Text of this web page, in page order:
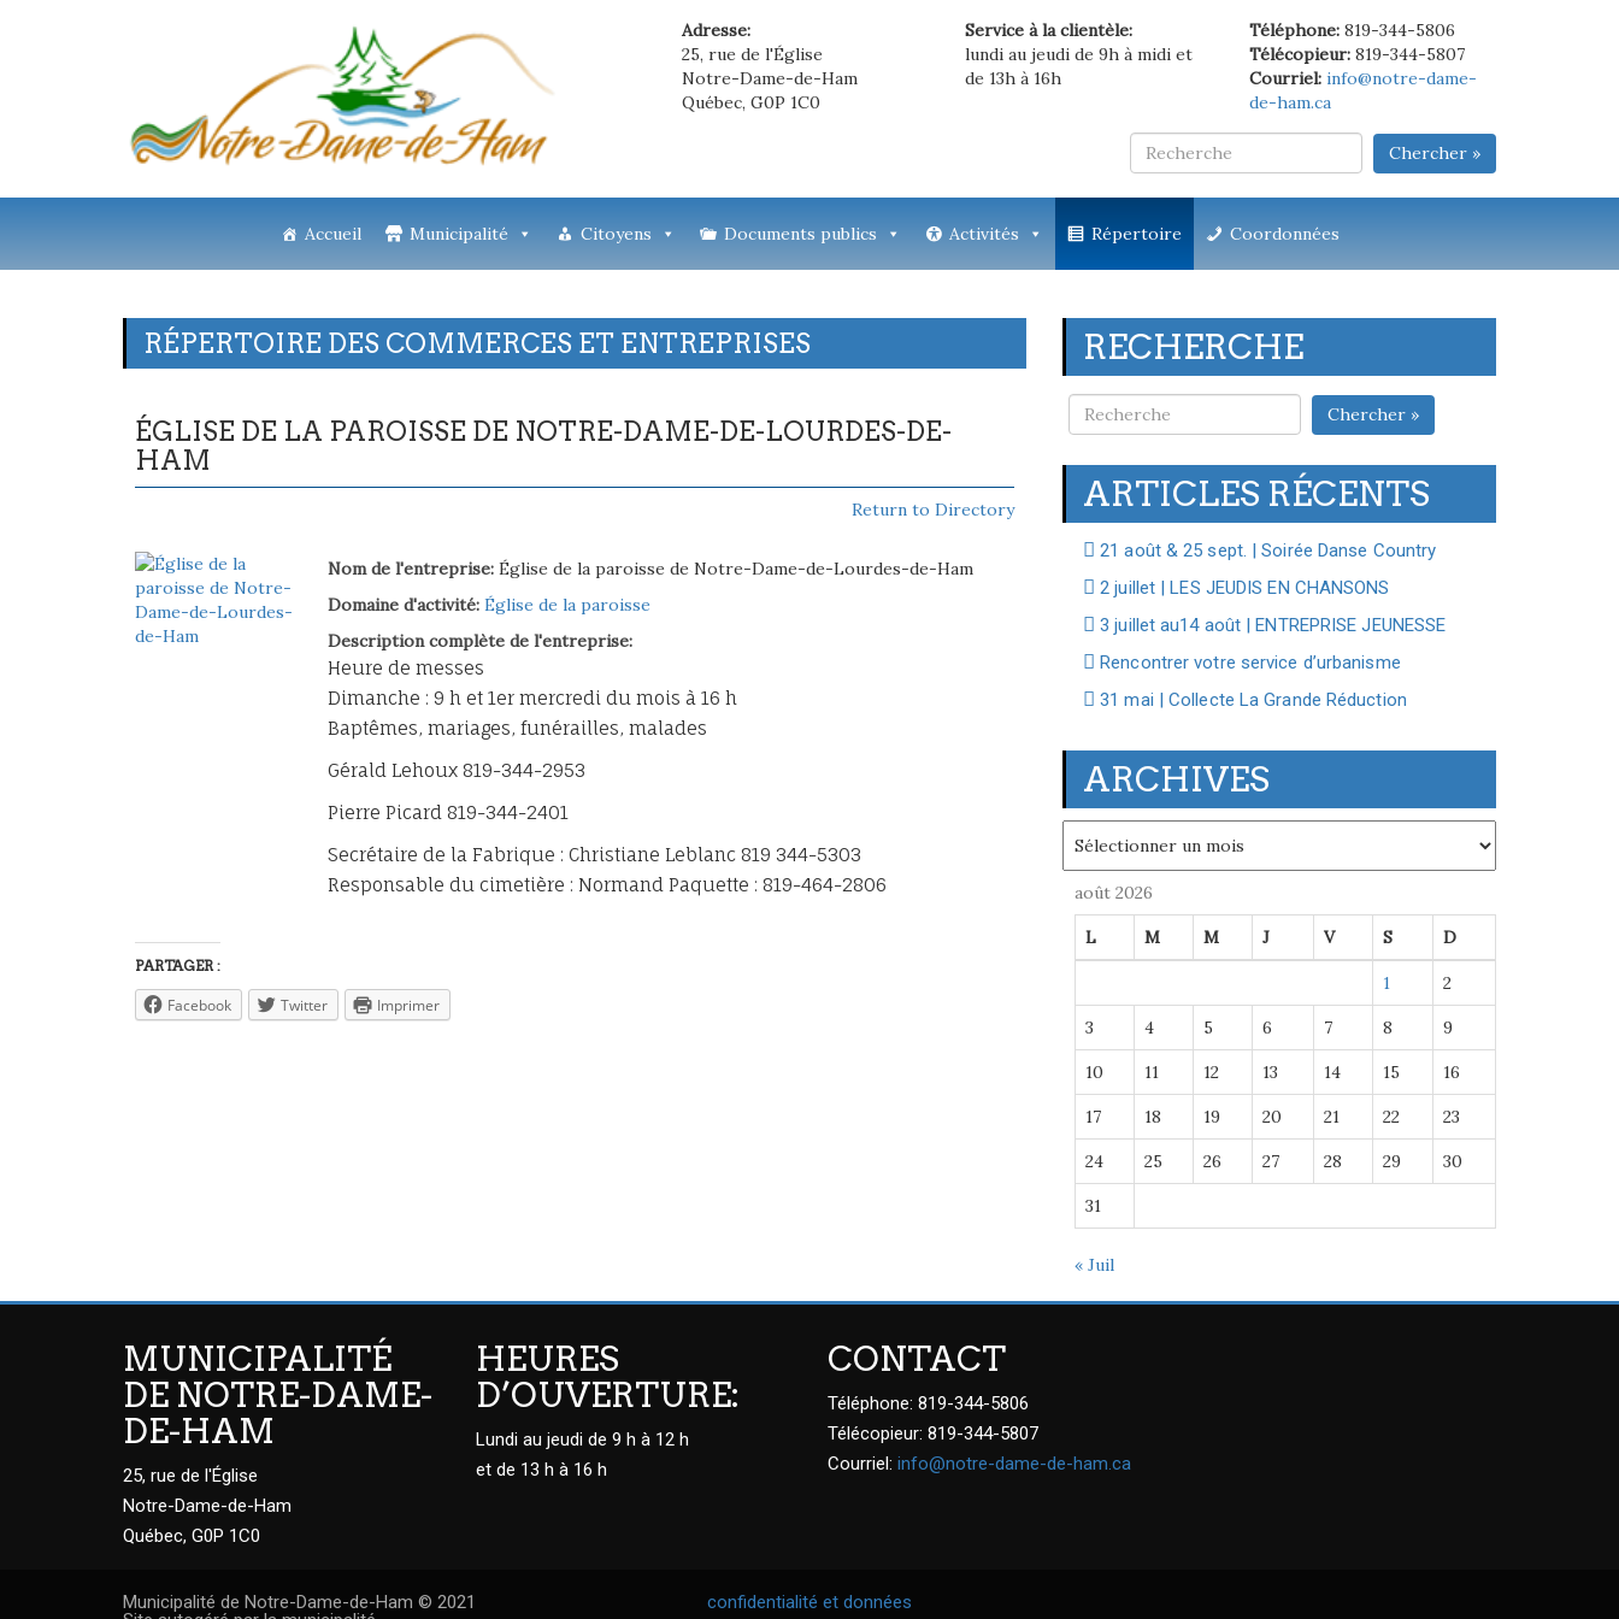
Adresse:
25, rue de l'Église
Notre-Dame-de-Ham
Québec, G0P 1C0
Service à la clientèle:
lundi au jeudi de 9h à midi et
de 13h à 16h
Téléphone:819-344-5806
Télécopieur:819-344-5807
Courriel: info@notre-dame-
de-ham.ca
Chercher »
Accueil Municipalité Citoyens Documents publics Activités Répertoire Coordonnées
RÉPERTOIRE DES COMMERCES ET ENTREPRISES
ÉGLISE DE LA PAROISSE DE NOTRE-DAME-DE-LOURDES-DE-
HAM
Return to Directory
Nom de l'entreprise: Église de la paroisse de Notre-Dame-de-Lourdes-de-Ham
Domaine d'activité: Église de la paroisse
Description complète de l'entreprise:
Heure de messes
Dimanche : 9 h et 1er mercredi du mois à 16 h
Baptêmes, mariages, funérailles, malades
Gérald Lehoux 819-344-2953
Pierre Picard 819-344-2401
Secrétaire de la Fabrique : Christiane Leblanc 819 344-5303
Responsable du cimetière : Normand Paquette : 819-464-2806
PARTAGER :
Facebook Twitter Imprimer
RECHERCHE
Chercher »
ARTICLES RÉCENTS
21 août & 25 sept. | Soirée Danse Country
2 juillet | LES JEUDIS EN CHANSONS
3 juillet au14 août | ENTREPRISE JEUNESSE
Rencontrer votre service d’urbanisme
31 mai | Collecte La Grande Réduction
ARCHIVES
août 2026
L M M J V S D
1 2
3 4 5 6 7 8 9
10 11 12 13 14 15 16
17 18 19 20 21 22 23
24 25 26 27 28 29 30
31
« Juil
MUNICIPALITÉ
DE NOTRE-DAME-
DE-HAM
25, rue de l'Église
Notre-Dame-de-Ham
Québec, G0P 1C0
HEURES
D’OUVERTURE:
Lundi au jeudi de 9 h à 12 h
et de 13 h à 16 h
CONTACT
Téléphone: 819-344-5806
Télécopieur: 819-344-5807
Courriel: info@notre-dame-de-ham.ca
Municipalité de Notre-Dame-de-Ham © 2021
confidentialité et données